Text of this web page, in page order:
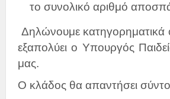
το συνολικό αριθμό
Δηλώνουμε κατηγορηματικά
εξαπολύει ο Υπουργός
μας.
Ο κλάδος θα απαντήσει